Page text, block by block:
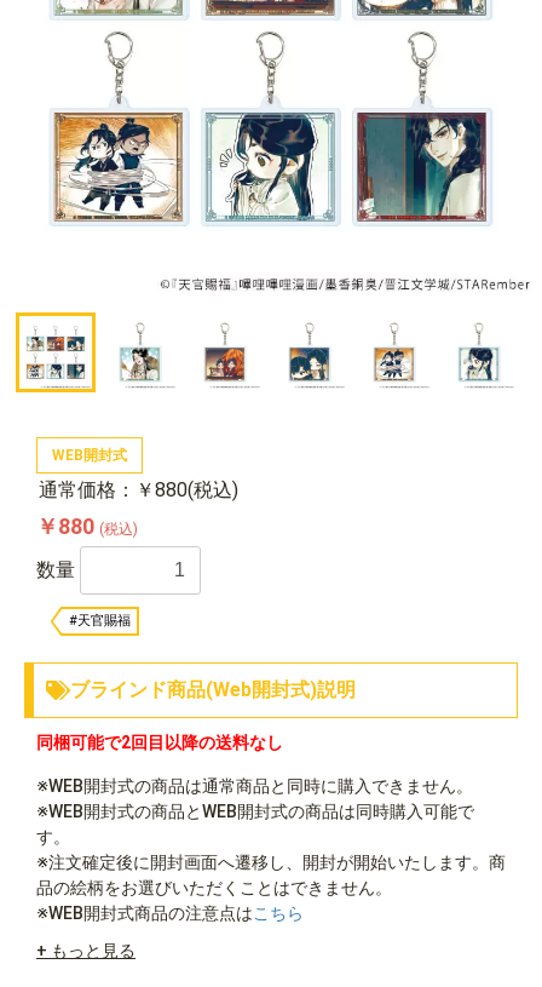
WEB開封式
通常価格：￥880(税込)
￥880 (税込)
数量
#天官賜福
ブラインド商品(Web開封式)説明
同梱可能で2回目以降の送料なし
※WEB開封式の商品は通常商品と同時に購入できません。
※WEB開封式の商品とWEB開封式の商品は同時購入可能で
す。
※注文確定後に開封画面へ遷移し、開封が開始いたします。商
品の絵柄をお選びいただくことはできません。
※WEB開封式商品の注意点はこちら
+ もっと見る